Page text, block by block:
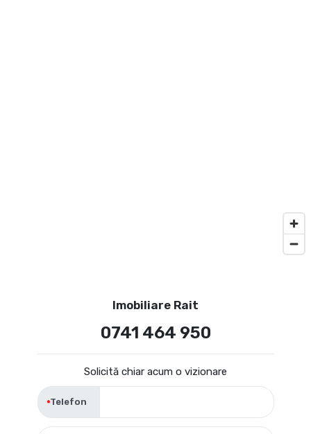
Imobiliare Rait
0741 464 950
Solicită chiar acum o vizionare
Telefon